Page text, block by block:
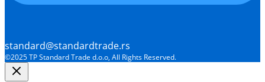
standard@standardtrade.rs
©2025 TP Standard Trade d.o.o, All Rights Reserved.